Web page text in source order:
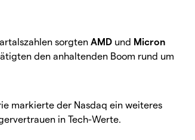
sorgten AMD und Micron
den anhaltenden Boom rund um
markierte der Nasdaq ein weiteres
in Tech-Werte.